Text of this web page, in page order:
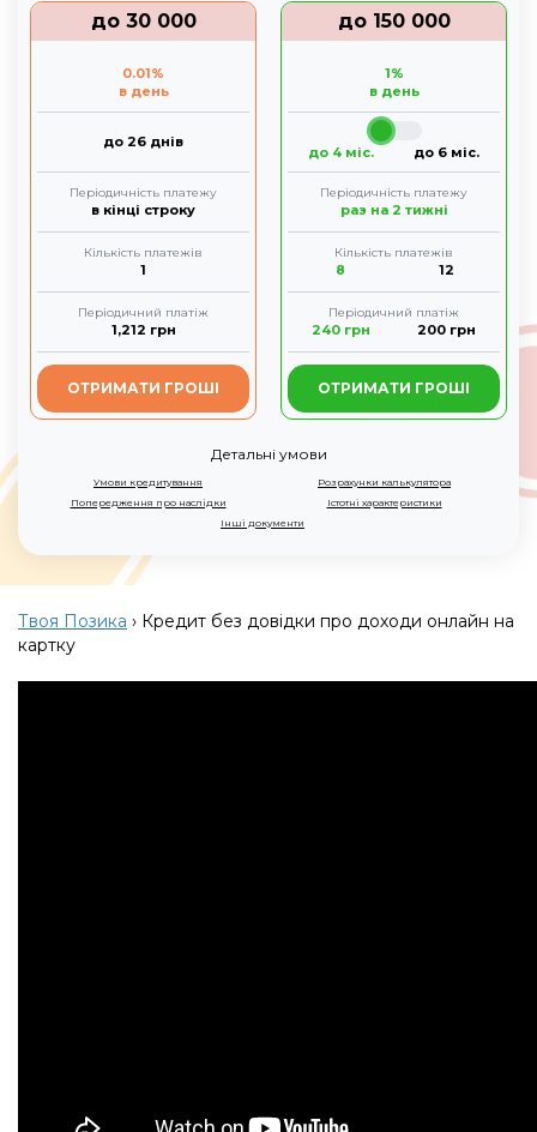
до 30 000
0.01%
в день
до 26 днів
Періодичність платежу
в кінці строку
Кількість платежів
1
Періодичний платіж
1,212 грн
ОТРИМАТИ ГРОШІ
до 150 000
1%
в день
до 4 міс. до 6 міс.
Періодичність платежу
раз на 2 тижні
Кількість платежів
8 12
Періодичний платіж
240грн 200 грн
ОТРИМАТИ ГРОШІ
Детальні умови
Умови кредитування
Розрахунки калькулятора
Попередження про наслідки
Істотні характеристики
Інші документи
Твоя Позика › Кредит без довідки про доходи онлайн на
картку